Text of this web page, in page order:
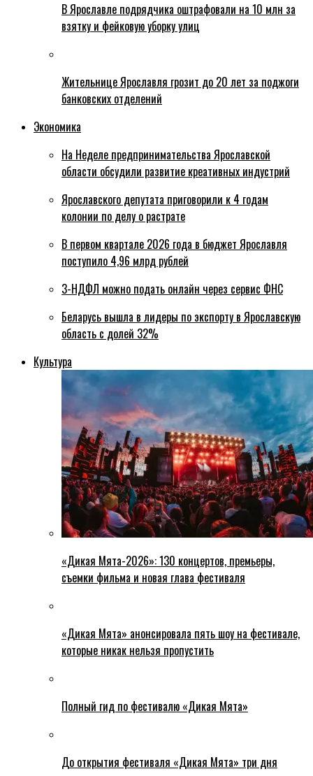
В Ярославле подрядчика оштрафовали на 10 млн за
взятку и фейковую уборку улиц
Жительнице Ярославля грозит до 20 лет за поджоги
банковских отделений
Экономика
На Неделе предпринимательства Ярославской
области обсудили развитие креативных индустрий
Ярославского депутата приговорили к 4 годам
колонии по делу о растрате
В первом квартале 2026 года в бюджет Ярославля
поступило 4,96 млрд рублей
3-НДФЛ можно подать онлайн через сервис ФНС
Беларусь вышла в лидеры по экспорту в Ярославскую
область с долей 32%
Культура
«Дикая Мята-2026»: 130 концертов, премьеры,
съемки фильма и новая глава фестиваля
«Дикая Мята» анонсировала пять шоу на фестивале,
которые никак нельзя пропустить
Полный гид по фестивалю «Дикая Мята»
До открытия фестиваля «Дикая Мята» три дня